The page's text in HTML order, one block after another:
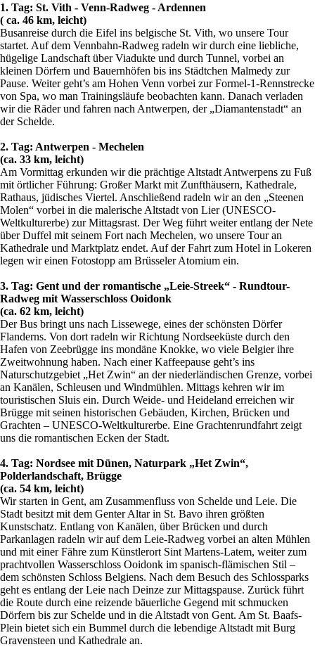
1. Tag: St. Vith - Venn-Radweg - Ardennen
( ca. 46 km, leicht)
Busanreise durch die Eifel ins belgische St. Vith, wo unsere Tour
startet. Auf dem Vennbahn-Radweg radeln wir durch eine liebliche,
hügelige Landschaft über Viadukte und durch Tunnel, vorbei an
kleinen Dörfern und Bauernhöfen bis ins Städtchen Malmedy zur
Pause. Weiter geht’s am Hohen Venn vorbei zur Formel-1-Rennstrecke
von Spa, wo man Trainingsläufe beobachten kann. Danach verladen
wir die Räder und fahren nach Antwerpen, der „Diamantenstadt“ an
der Schelde.
2. Tag: Antwerpen - Mechelen
(ca. 33 km, leicht)
Am Vormittag erkunden wir die prächtige Altstadt Antwerpens zu Fuß
mit örtlicher Führung: Großer Markt mit Zunfthäusern, Kathedrale,
Rathaus, jüdisches Viertel. Anschließend radeln wir an den „Steenen
Molen“ vorbei in die malerische Altstadt von Lier (UNESCO-
Weltkulturerbe) zur Mittagsrast. Der Weg führt weiter entlang der Nete
über Duffel mit seinem Fort nach Mechelen, wo unsere Tour an
Kathedrale und Marktplatz endet. Auf der Fahrt zum Hotel in Lokeren
legen wir einen Fotostopp am Brüsseler Atomium ein.
3. Tag: Gent und der romantische „Leie-Streek“ - Rundtour-
Radweg mit Wasserschloss Ooidonk
(ca. 62 km, leicht)
Der Bus bringt uns nach Lissewege, eines der schönsten Dörfer
Flanderns. Von dort radeln wir Richtung Nordseeküste durch den
Hafen von Zeebrügge ins mondäne Knokke, wo viele Belgier ihre
Zweitwohnung haben. Nach einer Kaffeepause geht’s ins
Naturschutzgebiet „Het Zwin“ an der niederländischen Grenze, vorbei
an Kanälen, Schleusen und Windmühlen. Mittags kehren wir im
touristischen Sluis ein. Durch Weide- und Heideland erreichen wir
Brügge mit seinen historischen Gebäuden, Kirchen, Brücken und
Grachten – UNESCO-Weltkulturerbe. Eine Grachtenrundfahrt zeigt
uns die romantischen Ecken der Stadt.
4. Tag: Nordsee mit Dünen, Naturpark „Het Zwin“,
Polderlandschaft, Brügge
(ca. 54 km, leicht)
Wir starten in Gent, am Zusammenfluss von Schelde und Leie. Die
Stadt besitzt mit dem Genter Altar in St. Bavo ihren größten
Kunstschatz. Entlang von Kanälen, über Brücken und durch
Parkanlagen radeln wir auf dem Leie-Radweg vorbei an alten Mühlen
und mit einer Fähre zum Künstlerort Sint Martens-Latem, weiter zum
prachtvollen Wasserschloss Ooidonk im spanisch-flämischen Stil –
dem schönsten Schloss Belgiens. Nach dem Besuch des Schlossparks
geht es entlang der Leie nach Deinze zur Mittagspause. Zurück führt
die Route durch eine reizende bäuerliche Gegend mit schmucken
Dörfern bis zur Schelde und in die Altstadt von Gent. Am St. Baafs-
Plein bietet sich ein Bummel durch die lebendige Altstadt mit Burg
Gravensteen und Kathedrale an.